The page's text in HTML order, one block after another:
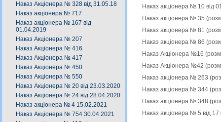
Наказ Акціонера № 328 від 31.05.18
Наказ акціонера № 717
Наказ акціонера № 167 від
01.04.2019
Наказ Акціонера № 207
Наказ Акціонера № 416
Наказ Акціонера № 417
Наказ Акціонера № 450
Наказ Акціонера № 550
Наказ Акціонера № 20 від 23.03.2020
Наказ Акціонера № 24 від 28.04.2020
Наказ акціонера № 4 15.02.2021
Наказ Акціонера № 754 30.04.2021
Наказ акціонера № 10 від
Наказ акціонера № 35
Наказ акціонера № 81
Наказ акціонера № 86
Наказ Акціонера №16
Наказ Акціонера №42
Наказ акціонера № 263
Наказ акціонера № 344
Наказ акціонера № 348
Наказ акціонера № 5 від